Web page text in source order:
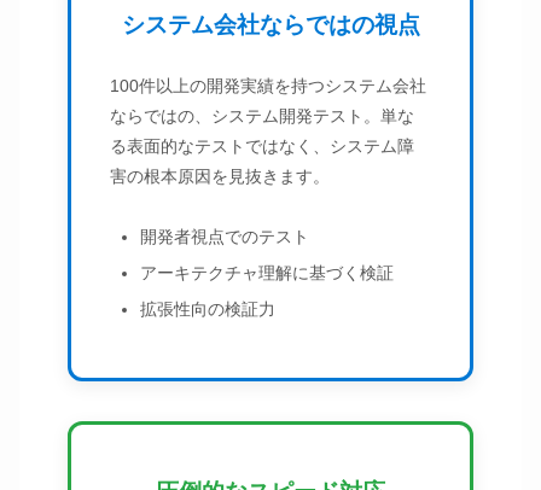
システム会社ならではの視点
100件以上の開発実績を持つシステム会社
ならではの、システム開発テスト。単な
る表面的なテストではなく、システム障
害の根本原因を見抜きます。
開発者視点でのテスト
アーキテクチャ理解に基づく検証
拡張性向の検証力